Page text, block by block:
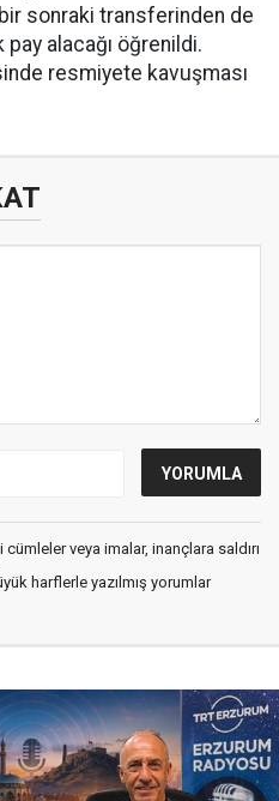
sonraki transferinden de
alacağı öğrenildi.
resmiyete kavuşması
veya imalar, inançlara saldırı
harflerle yazılmış yorumlar